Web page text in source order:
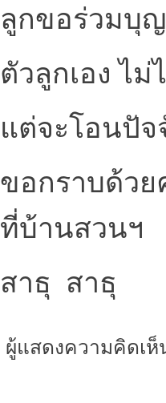
ลูกขอร่วมบุ
ตัวลูกเอง ไ
แต่จะโอนปั
ขอกราบด้ว
ที่บ้านสวนฯ
สาธุ สาธุ
ผู้แสดงความคิดเห็